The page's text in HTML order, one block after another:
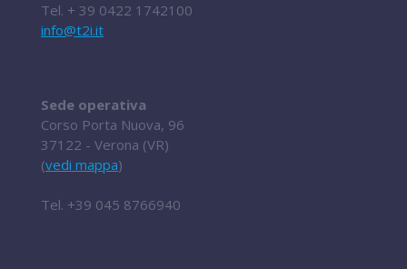
Tel. + 39 0422 1742100
info@t2i.it
Sede operativa
Corso Porta Nuova, 96
37122 - Verona (VR)
(vedi mappa)
Tel. +39 045 8766940